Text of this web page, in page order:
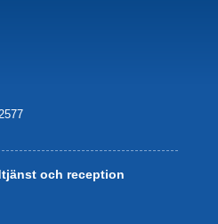
och reception